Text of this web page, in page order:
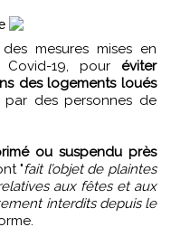
19, pour éviter
des logements loués
par des personnes de
ou suspendu près
"fait l’objet de plaintes
aux fêtes et aux
interdits depuis le